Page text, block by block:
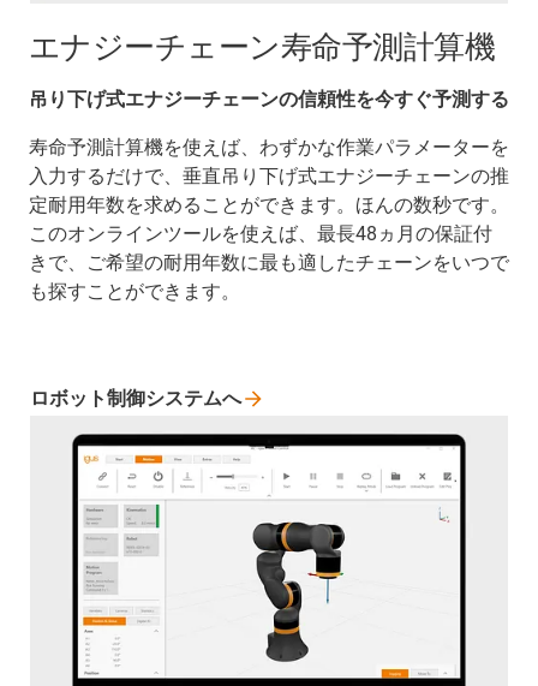
エナジーチェーン寿命予測計算機
吊り下げ式エナジーチェーンの信頼性を今すぐ予測する
寿命予測計算機を使えば、わずかな作業パラメーターを
入力するだけで、垂直吊り下げ式エナジーチェーンの推
定耐用年数を求めることができます。ほんの数秒です。
このオンラインツールを使えば、最長48ヵ月の保証付
きで、ご希望の耐用年数に最も適したチェーンをいつで
も探すことができます。
ロボット制御システムへ